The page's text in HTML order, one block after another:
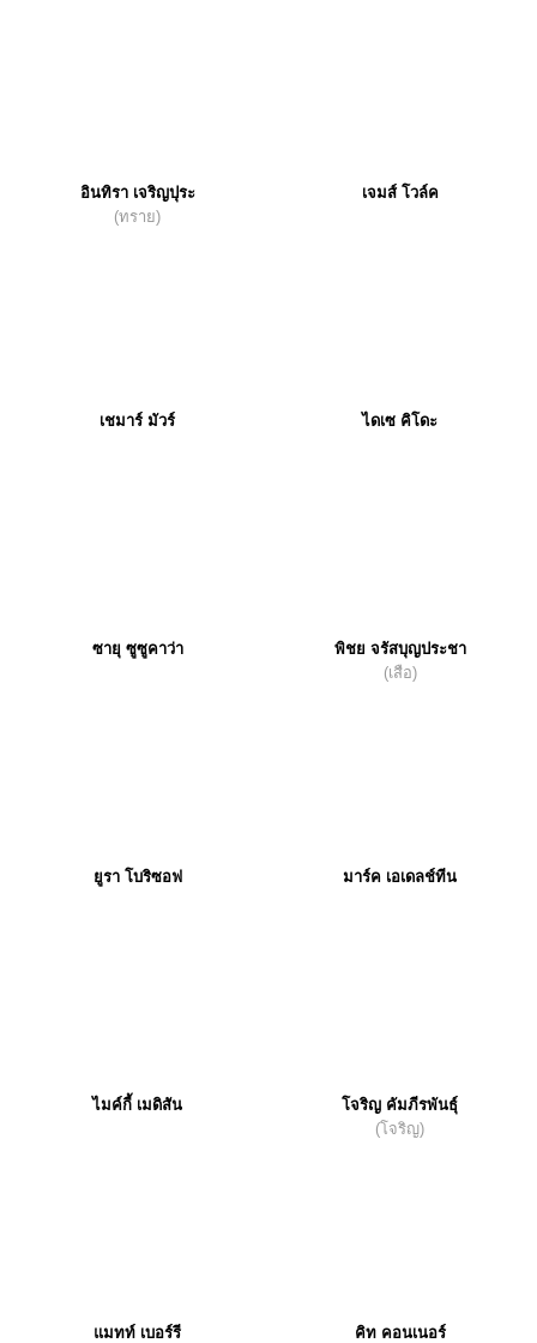
อินทิรา เจริญปุระ
(ทราย)
เจมส์ โวล์ค
เชมาร์ มัวร์ ไดเซ คิโดะ
ซายุ ซูซูคาว่า
พิชย จรัสบุญประชา
(เสือ)
ยูรา โบริซอฟ มาร์ค เอเดลช์ทีน
ไมค์กี้ เมดิสัน
โจริญ คัมภีรพันธุ์
(โจริญ)
แมทท์ เบอร์รี คิท คอนเนอร์